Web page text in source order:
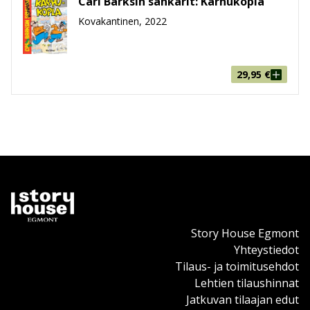
Kovakantinen, 2022
29,95 €
Story House Egmont
Yhteystiedot
Tilaus- ja toimitusehdot
Lehtien tilaushinnat
Jatkuvan tilaajan edut